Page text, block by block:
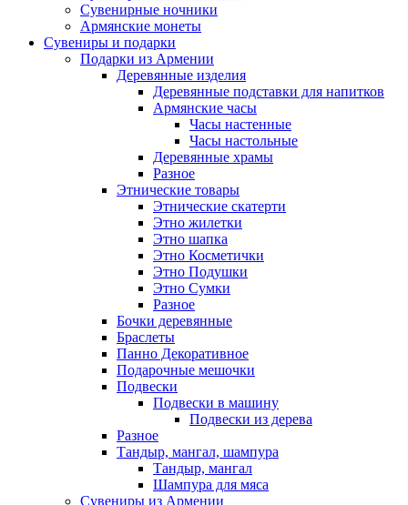
Сувенирные ночники
Армянские монеты
Сувениры и подарки
Подарки из Армении
Деревянные изделия
Деревянные подставки для напитков
Армянские часы
Часы настенные
Часы настольные
Деревянные храмы
Разное
Этнические товары
Этнические скатерти
Этно жилетки
Этно шапка
Этно Косметички
Этно Подушки
Этно Сумки
Разное
Бочки деревянные
Браслеты
Панно Декоративное
Подарочные мешочки
Подвески
Подвески в машину
Подвески из дерева
Разное
Тандыр, мангал, шампура
Тандыр, мангал
Шампура для мяса
Сувениры из Армении